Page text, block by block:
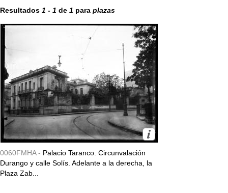
Resultados 1 - 1 de 1 para plazas
0060FMHA - Palacio Taranco. Circunvalación
Durango y calle Solís. Adelante a la derecha, la
Plaza Zab...